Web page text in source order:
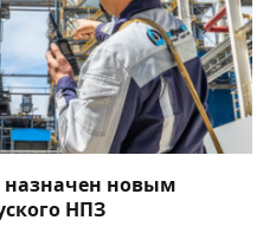
новым
НПЗ